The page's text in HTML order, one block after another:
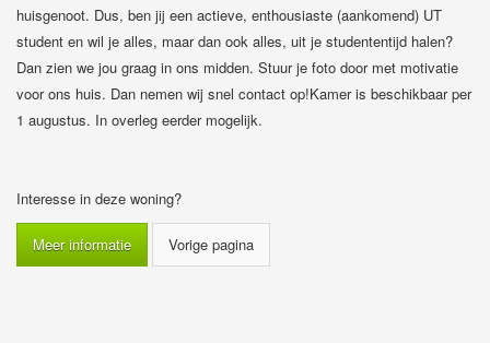
huisgenoot. Dus, ben jij een actieve, enthousiaste (aankomend) UT
student en wil je alles, maar dan ook alles, uit je studententijd halen?
Dan zien we jou graag in ons midden. Stuur je foto door met motivatie
voor ons huis. Dan nemen wij snel contact op!Kamer is beschikbaar per
1 augustus. In overleg eerder mogelijk.
Interesse in deze woning?
Meer informatie